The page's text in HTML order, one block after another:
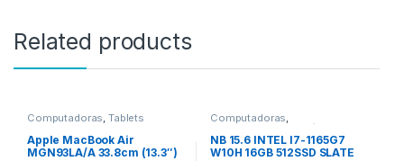
Related products
Computadoras,Tablets
Apple MacBook Air
MGN93LA/A 33.8cm (13.3″)
Computadoras,
Computadoras Portátiles
NB 15.6 INTEL I7-1165G7
W10H 16GB 512SSD SLATE